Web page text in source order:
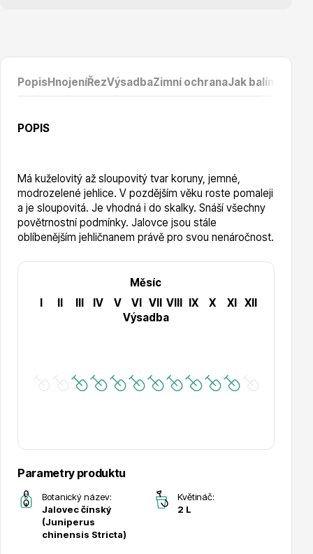
Růže KORDES
PopisHnojeníŘezVýsadbaZimní ochranaJak balíme
POPIS
Má kuželovitý až sloupovitý tvar koruny, jemné,
modrozelené jehlice. V pozdějším věku roste pomaleji
a je sloupovitá. Je vhodná i do skalky. Snáší všechny
povětrnostní podmínky. Jalovce jsou stále
oblíbenějším jehličnanem právě pro svou nenáročnost.
Měsíc
IV V VI VII VIII IX X XI
XII
Výsadba
Parametry produktu
Botanický název:
Jalovec čínský
(Juniperus
chinensis Stricta)
Květináč:
2 L